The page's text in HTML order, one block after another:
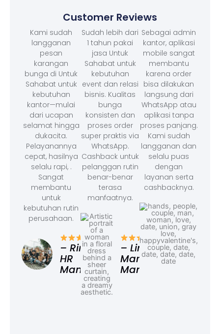
Customer Reviews
Kami sudah
langganan
pesan
karangan
bunga di Untuk
Sahabat untuk
kebutuhan
kantor—mulai
dari ucapan
selamat hingga
dukacita.
Pelayanannya
cepat, hasilnya
selalu rapi, .
Sangat
membantu
untuk
kebutuhan rutin
perusahaan.
– Rina,
HR
Manager
Sudah lebih dari
1 tahun pakai
jasa Untuk
Sahabat untuk
kebutuhan
event dan relasi
bisnis. Kualitas
bunga
konsisten dan
proses order
super praktis via
WhatsApp.
Cashback untuk
pelanggan rutin
benar-benar
terasa
manfaatnya.
– Linda,
Marketing
Manager
Sebagai admin
kantor, aplikasi
mobile sangat
membantu
karena order
bisa dilakukan
langsung dari
WhatsApp atau
aplikasi tanpa
proses panjang.
Kami sudah
langganan dan
selalu puas
dengan
layanan serta
cashbacknya.